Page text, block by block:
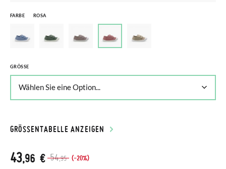
FARBE ROSA
GRÖSSE
GRÖSSENTABELLE ANZEIGEN
54,95 (-20%)
43,96 €